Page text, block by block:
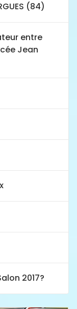
(84)
entre
Jean
2017?